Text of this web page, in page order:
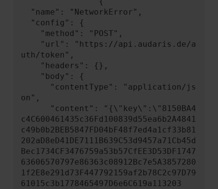
uth/token",
on",
c4C600461435c36Fd100839d55ea6b2A4841
c49b0b2BEB5847FD04bF48f7ed4a1cf33b81
202aD8eD41DE7111B639C53d9457a71Cb45d
Bec1734CF3476759a53b57CfEE3D53DF1747
63606570797e86363c08912Bc7e5A3857280
1f2E8e291d73F447792159af2b78C2c97D79
61015c3b1778465497D6e6C619a113203